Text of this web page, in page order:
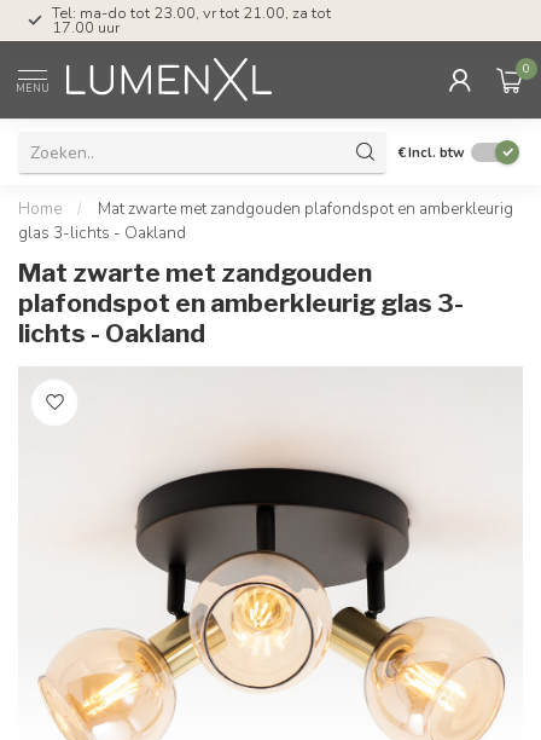
Tel: ma-do tot 23.00, vr tot 21.00, za tot
17.00 uur
MENU
0
€Incl. btw
Home /
Mat zwarte met zandgouden plafondspot en amberkleurig
glas 3-lichts - Oakland
Mat zwarte met zandgouden
plafondspot en amberkleurig glas 3-
lichts - Oakland